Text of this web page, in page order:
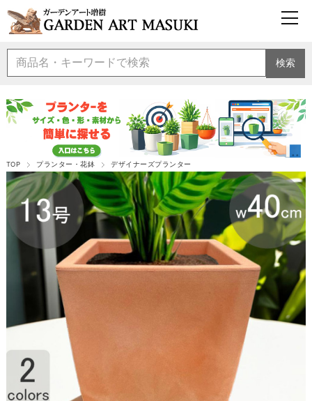
検索
TOP プランター・花鉢 デザイナーズプランター